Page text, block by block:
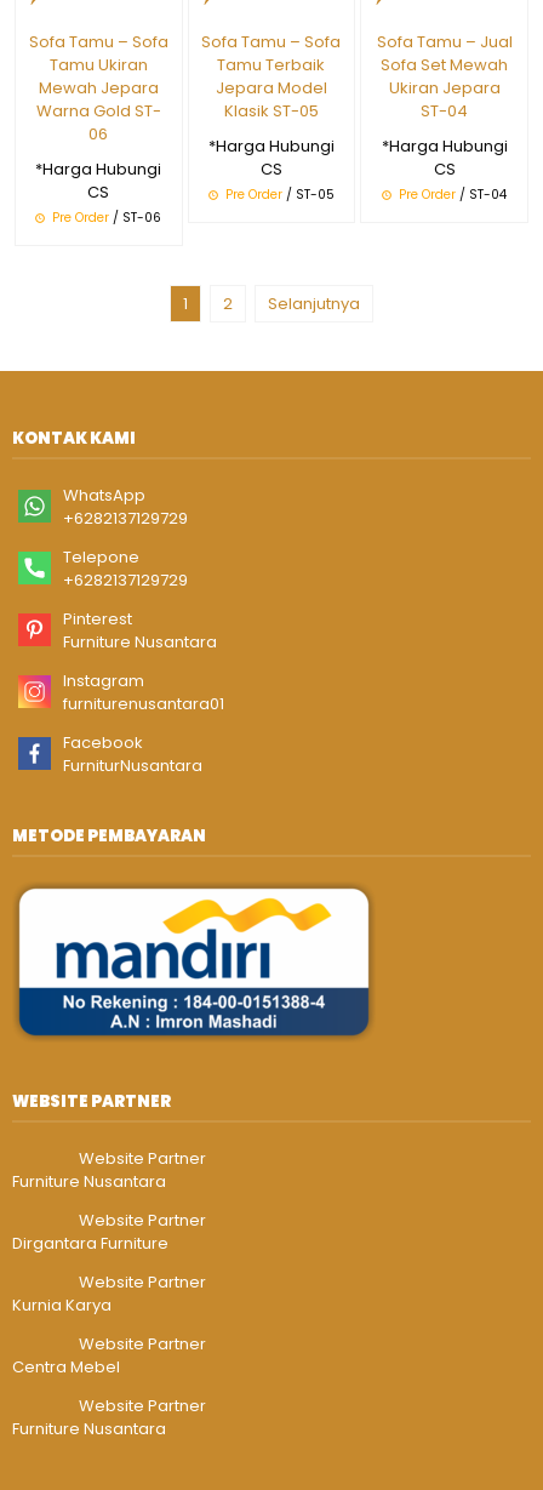
Sofa Tamu – Sofa
Tamu Ukiran
Mewah Jepara
Warna Gold ST-
06
*Harga Hubungi
CS
Pre Order / ST-06
Sofa Tamu – Sofa
Tamu Terbaik
Jepara Model
Klasik ST-05
*Harga Hubungi
CS
Pre Order/ ST-05
Sofa Tamu – Jual
Sofa Set Mewah
Ukiran Jepara
ST-04
*Harga Hubungi
CS
Pre Order / ST-04
1 2 Selanjutnya
KONTAK KAMI
WhatsApp
+6282137129729
Telepone
+6282137129729
Pinterest
Furniture Nusantara
Instagram
furniturenusantara01
Facebook
FurniturNusantara
METODE PEMBAYARAN
WEBSITE PARTNER
Website Partner
Furniture Nusantara
Website Partner
Dirgantara Furniture
Website Partner
Kurnia Karya
Website Partner
Centra Mebel
Website Partner
Furniture Nusantara